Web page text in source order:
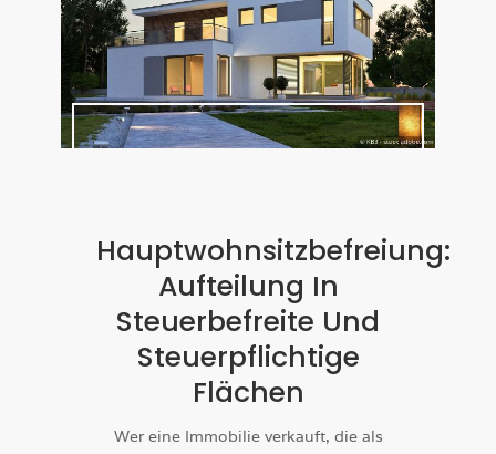
Hauptwohnsitzbefreiung:
Aufteilung In
Steuerbefreite Und
Steuerpflichtige
Flächen
Wer eine Immobilie verkauft, die als